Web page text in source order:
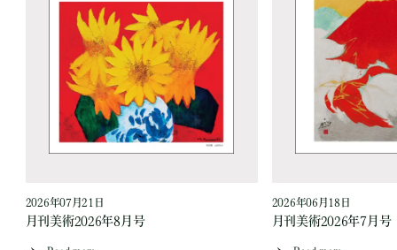
2026年07月21日
月刊美術2026年8月号
2026年06月18日
月刊美術2026年7月号